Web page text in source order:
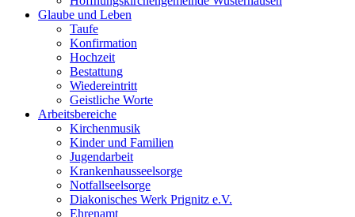
Glaube und Leben
Taufe
Konfirmation
Hochzeit
Bestattung
Wiedereintritt
Geistliche Worte
Arbeitsbereiche
Kirchenmusik
Kinder und Familien
Jugendarbeit
Krankenhausseelsorge
Notfallseelsorge
Diakonisches Werk Prignitz e.V.
Ehrenamt